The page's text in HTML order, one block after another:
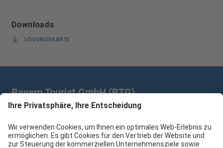
Downloads
LÖSUNGSKARTE
Bayern Tourist GmbH (BTG)
Prinz-Ludwig-Palais | Türkenstr. 7 | 80333 München
branchenpartner@btg-service.de